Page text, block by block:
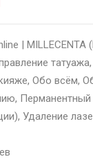
| MILLECENTA
татуажа,
, Обо всём,
,
, Удаление